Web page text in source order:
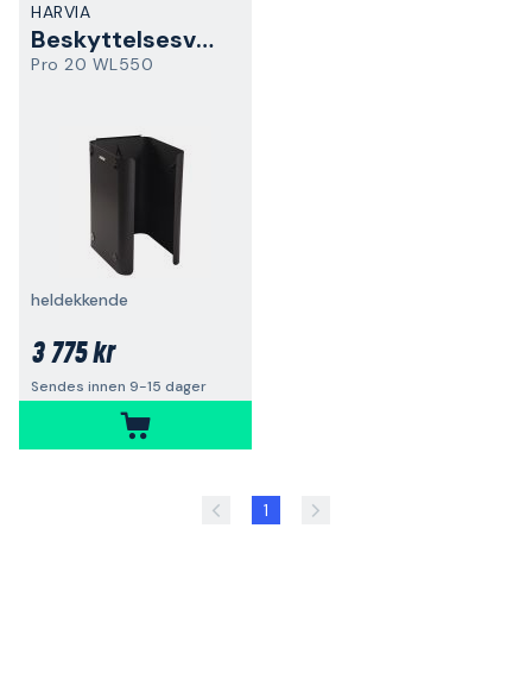
HARVIA
Beskyttelsesvegg
Pro 20 WL550
heldekkende
3 775 kr
Sendes innen 9-15 dager
1